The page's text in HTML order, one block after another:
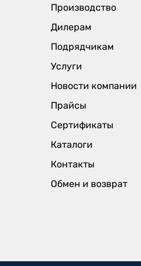
Производство
Дилерам
Подрядчикам
Услуги
Новости компании
Прайсы
Сертификаты
Каталоги
Контакты
Обмен и возврат